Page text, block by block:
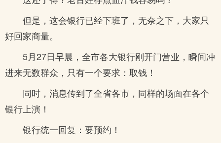
但是，这会银行已经下班了，无奈之下，大家只
好回家商量。
5月27日早晨，全市各大银行刚开门营业，瞬间冲
进来无数群众，只有一个要求：取钱！
同时，消息传到了全省各市，同样的场面在各个
银行上演！
银行统一回复：要预约！